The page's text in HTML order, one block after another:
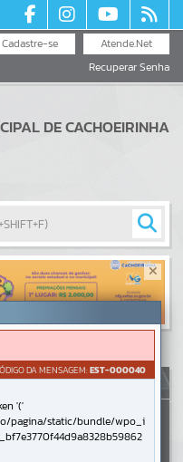
Atende.Net
Cadastre-se
Recuperar Senha
DE CACHOEIRINHA
DA MENSAGEM:EST-000040
'('
pagina/static/bundle/wpo_i